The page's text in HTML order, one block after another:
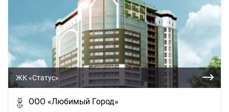
ЖК «Статус»
ООО «Любимый Город»